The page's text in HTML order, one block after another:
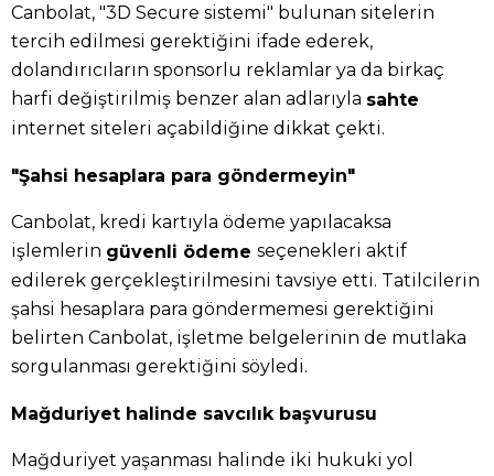
Canbolat, "3D Secure sistemi" bulunan sitelerin
tercih edilmesi gerektiğini ifade ederek,
dolandırıcıların sponsorlu reklamlar ya da birkaç
harfi değiştirilmiş benzer alan adlarıyla sahte
internet siteleri açabildiğine dikkat çekti.
"Şahsi hesaplara para göndermeyin"
Canbolat, kredi kartıyla ödeme yapılacaksa
işlemlerin güvenli ödeme seçenekleri aktif
edilerek gerçekleştirilmesini tavsiye etti. Tatilcilerin
şahsi hesaplara para göndermemesi gerektiğini
belirten Canbolat, işletme belgelerinin de mutlaka
sorgulanması gerektiğini söyledi.
Mağduriyet halinde savcılık başvurusu
Mağduriyet yaşanması halinde iki hukuki yol